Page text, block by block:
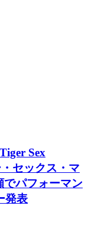
Sex
セックス・マ
でパフォーマン
発表